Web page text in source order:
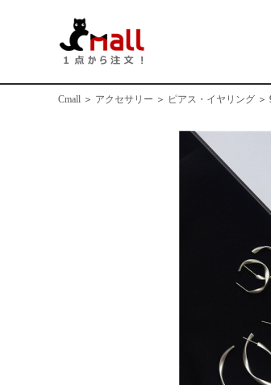
Cmall ＞ アクセサリー ＞ ピアス・イヤリング ＞